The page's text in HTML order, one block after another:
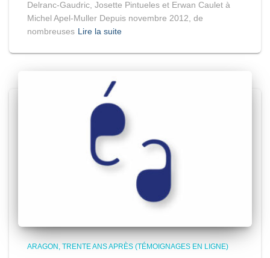
Delranc-Gaudric, Josette Pintueles et Erwan Caulet à
Michel Apel-Muller Depuis novembre 2012, de
nombreuses Lire la suite
ARAGON, TRENTE ANS APRÈS (TÉMOIGNAGES EN LIGNE)